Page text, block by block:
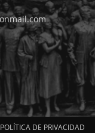
POLÍTICA DE PRIVACIDAD